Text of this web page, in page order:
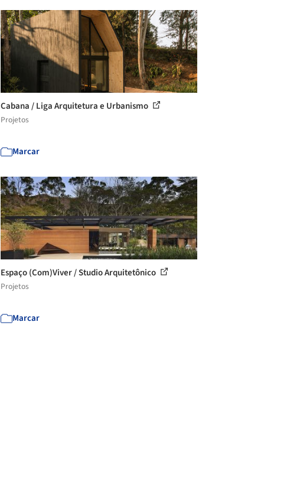
Cabana / Liga Arquitetura e Urbanismo
Projetos
Marcar
Espaço (Com)Viver / Studio Arquitetônico
Projetos
Marcar